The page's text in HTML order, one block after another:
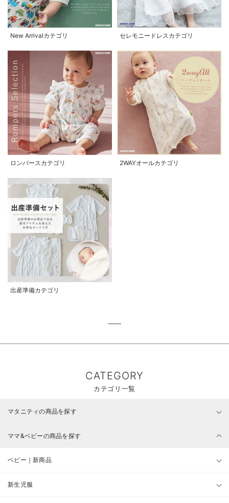
New Arrivalカテゴリ セレモニードレスカテゴリ
ロンパースカテゴリ 2WAYオールカテゴリ
出産準備カテゴリ
CATEGORY
カテゴリ一覧
マタニティの商品を探す
ママ&ベビーの商品を探す
ベビー｜新商品
新生児服